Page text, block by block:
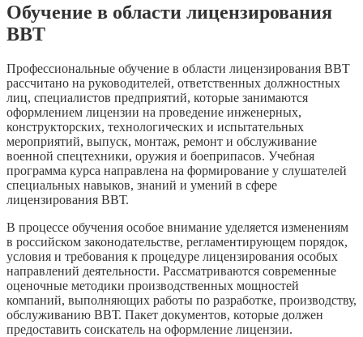
Обучение в области лицензирования
ВВТ
Профессиональные обучение в области лицензирования ВВТ
рассчитано на руководителей, ответственных должностных
лиц, специалистов предприятий, которые занимаются
оформлением лицензии на проведение инженерных,
конструкторских, технологических и испытательных
мероприятий, выпуск, монтаж, ремонт и обслуживание
военной спецтехники, оружия и боеприпасов. Учебная
программа курса направлена на формирование у слушателей
специальных навыков, знаний и умений в сфере
лицензирования ВВТ.
В процессе обучения особое внимание уделяется изменениям
в российском законодательстве, регламентирующем порядок,
условия и требования к процедуре лицензирования особых
направлений деятельности. Рассматриваются современные
оценочные методики производственных мощностей
компаний, выполняющих работы по разработке, производству,
обслуживанию ВВТ. Пакет документов, которые должен
предоставить соискатель на оформление лицензии.